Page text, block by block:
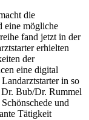
die
eine mögliche
fand jetzt in der
erhielten
der
eine digital
in so
Bub/Dr. Rummel
und
Tätigkeit